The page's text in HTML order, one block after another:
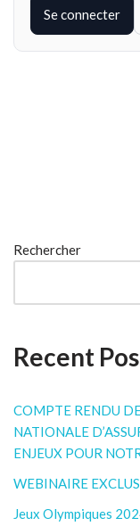
Se connecter
Rechercher
Recent
COMPTE RENDU
NATIONALE
ENJEUX POUR
WEBINAIRE
Jeux Olympiques